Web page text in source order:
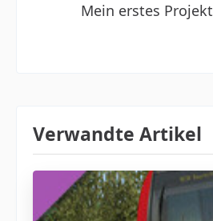
Mein erstes Projekt
Verwandte Artikel